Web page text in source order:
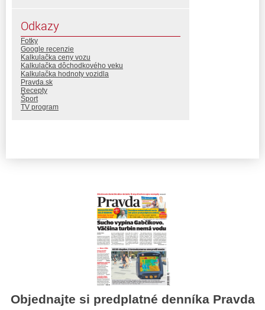
Odkazy
Fotky
Google recenzie
Kalkulačka ceny vozu
Kalkulačka dôchodkového veku
Kalkulačka hodnoty vozidla
Pravda.sk
Recepty
Šport
TV program
Objednajte si predplatné denníka Pravda